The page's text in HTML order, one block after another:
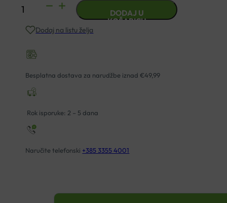
DIGITALNI
BP
AFIB
MICROLIFE
DODAJ U
KOŠARICU
Dodaj na listu želja
Besplatna dostava za narudžbe iznad €49,99
Rok isporuke: 2 – 5 dana
Naručite telefonski +385 3355 4001